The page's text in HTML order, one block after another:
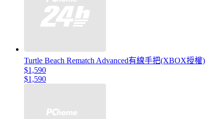
Turtle Beach Rematch Advanced有線手把(XBOX授權)
$1,590
$1,590